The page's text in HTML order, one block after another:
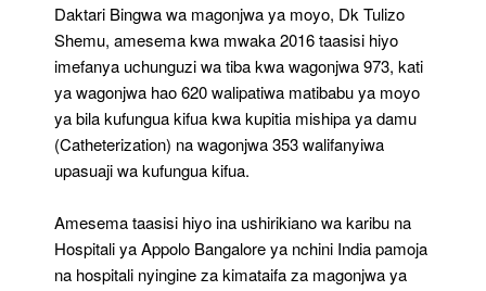
Daktari Bingwa wa magonjwa ya moyo, Dk Tulizo
Shemu, amesema kwa mwaka 2016 taasisi hiyo
imefanya uchunguzi wa tiba kwa wagonjwa 973, kati
ya wagonjwa hao 620 walipatiwa matibabu ya moyo
ya bila kufungua kifua kwa kupitia mishipa ya damu
(Catheterization) na wagonjwa 353 walifanyiwa
upasuaji wa kufungua kifua.
Amesema taasisi hiyo ina ushirikiano wa karibu na
Hospitali ya Appolo Bangalore ya nchini India pamoja
na hospitali nyingine za kimataifa za magonjwa ya